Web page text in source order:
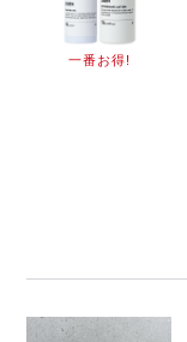
一番お得!